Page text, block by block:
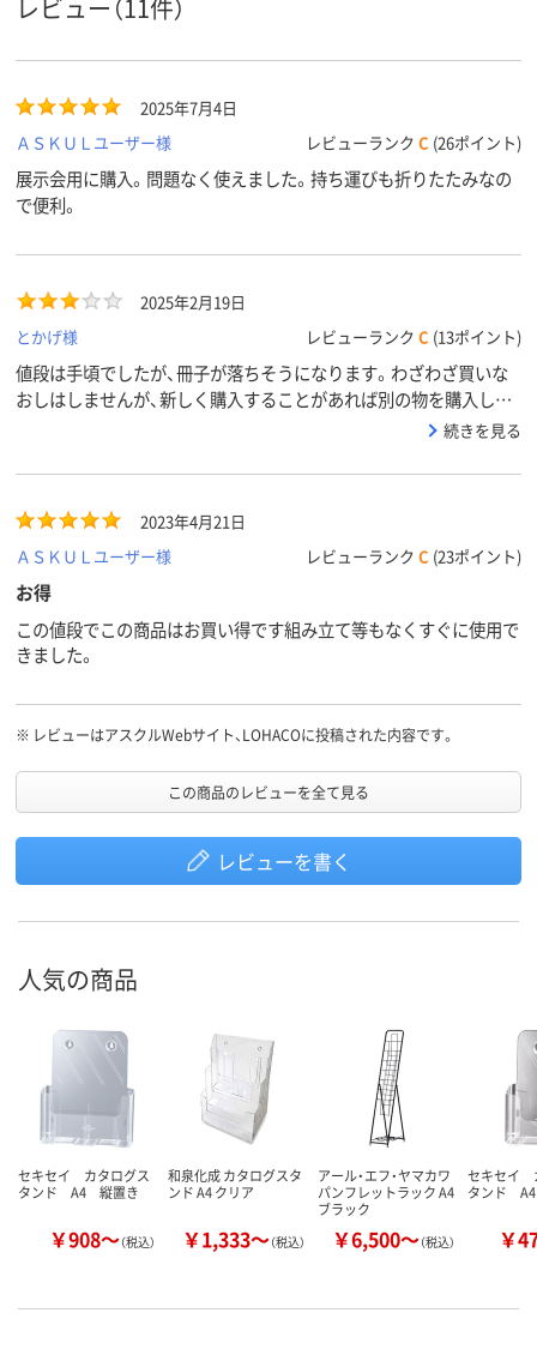
レビュー（11件）
2025年7月4日
ＡＳＫＵＬユーザー様
レビューランク C (26ポイント)
展示会用に購入。問題なく使えました。持ち運びも折りたたみなの
で便利。
2025年2月19日
とかげ様
レビューランク C (13ポイント)
値段は手頃でしたが、冊子が落ちそうになります。わざわざ買いな
おしはしませんが、新しく購入することがあれば別の物を購入しま
続きを見る
2023年4月21日
ＡＳＫＵＬユーザー様
レビューランク C (23ポイント)
お得
この値段でこの商品はお買い得です組み立て等もなくすぐに使用で
きました。
※ レビューはアスクルWebサイト、LOHACOに投稿された内容です。
この商品のレビューを全て見る
レビューを書く
人気の商品
セキセイ カタログス
タンド A4 縦置き
￥908～（税込）
和泉化成 カタログスタ
ンド A4 クリア
￥1,333～（税込）
アール・エフ・ヤマカワ
パンフレットラック A4
ブラック
￥6,500～（税込）
セキセイ
タンド
￥